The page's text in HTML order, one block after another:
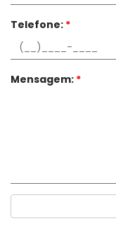
Telefone: *
Mensagem: *